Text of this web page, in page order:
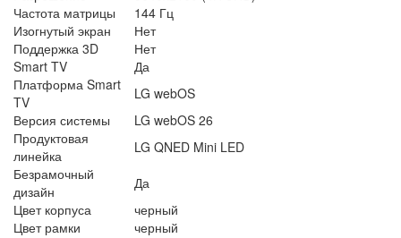
Частота матрицы
144 Гц
Изогнутый экран
Нет
Поддержка 3D
Нет
Smart TV
Да
Платформа Smart
TV
LG webOS
Версия системы
LG webOS 26
Продуктовая
линейка
LG QNED Mini LED
Безрамочный
дизайн
Да
Цвет корпуса
черный
Цвет рамки
черный